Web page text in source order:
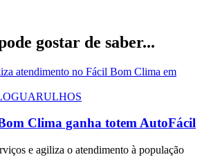
gostar de saber...
GUARULHOS
Clima ganha totem AutoFácil
e agiliza o atendimento à população